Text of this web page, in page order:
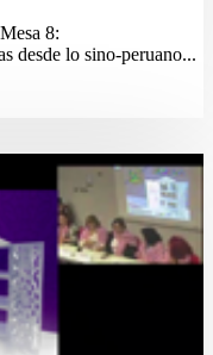
8:
desde lo sino-peruano...